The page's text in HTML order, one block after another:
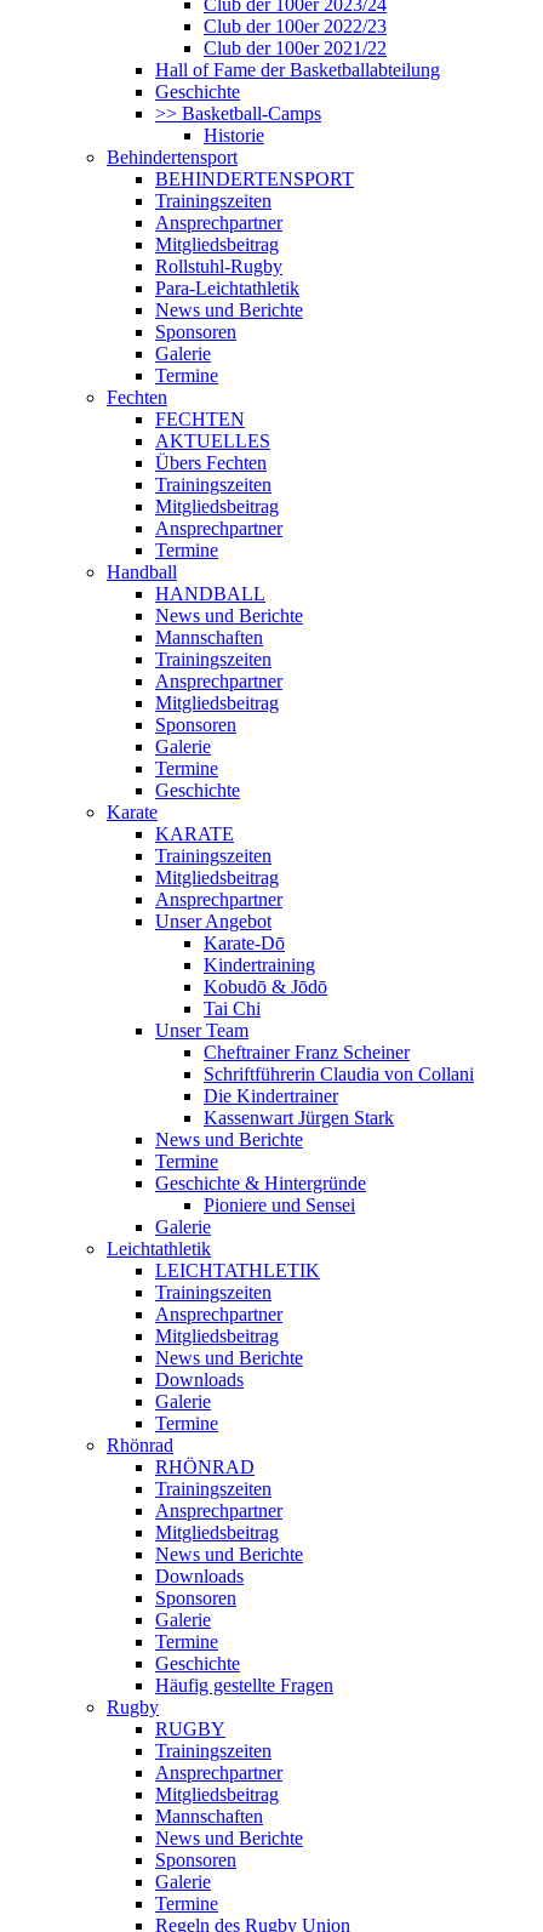
Club der 100er 2023/24
Club der 100er 2022/23
Club der 100er 2021/22
Hall of Fame der Basketballabteilung
Geschichte
>> Basketball-Camps
Historie
Behindertensport
BEHINDERTENSPORT
Trainingszeiten
Ansprechpartner
Mitgliedsbeitrag
Rollstuhl-Rugby
Para-Leichtathletik
News und Berichte
Sponsoren
Galerie
Termine
Fechten
FECHTEN
AKTUELLES
Übers Fechten
Trainingszeiten
Mitgliedsbeitrag
Ansprechpartner
Termine
Handball
HANDBALL
News und Berichte
Mannschaften
Trainingszeiten
Ansprechpartner
Mitgliedsbeitrag
Sponsoren
Galerie
Termine
Geschichte
Karate
KARATE
Trainingszeiten
Mitgliedsbeitrag
Ansprechpartner
Unser Angebot
Karate-Dō
Kindertraining
Kobudō & Jōdō
Tai Chi
Unser Team
Cheftrainer Franz Scheiner
Schriftführerin Claudia von Collani
Die Kindertrainer
Kassenwart Jürgen Stark
News und Berichte
Termine
Geschichte & Hintergründe
Pioniere und Sensei
Galerie
Leichtathletik
LEICHTATHLETIK
Trainingszeiten
Ansprechpartner
Mitgliedsbeitrag
News und Berichte
Downloads
Galerie
Termine
Rhönrad
RHÖNRAD
Trainingszeiten
Ansprechpartner
Mitgliedsbeitrag
News und Berichte
Downloads
Sponsoren
Galerie
Termine
Geschichte
Häufig gestellte Fragen
Rugby
RUGBY
Trainingszeiten
Ansprechpartner
Mitgliedsbeitrag
Mannschaften
News und Berichte
Sponsoren
Galerie
Termine
Regeln des Rugby Union